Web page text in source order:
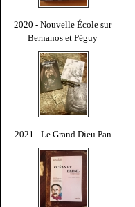
2020 - Nouvelle École sur
Bernanos et Péguy
2021 - Le Grand Dieu Pan